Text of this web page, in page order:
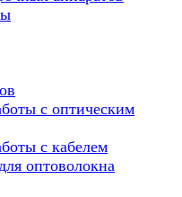
с оптическим
с кабелем
оптоволокна